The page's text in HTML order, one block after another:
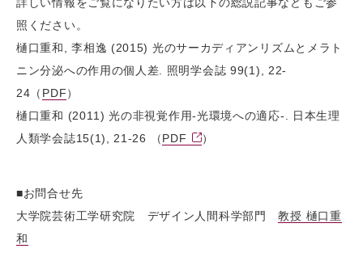
詳しい情報をご覧になりたい方は以下の総説記事などもご参
照ください。
樋口重和, 李相逸 (2015) 光のサーカディアンリズムとメラト
ニン分泌への作用の個人差. 照明学会誌 99(1), 22-
24（ PDF）
樋口重和 (2011) 光の非視覚作用-光環境への適応-. 日本生理
人類学会誌15(1), 21-26 （PDF ）
■お問合せ先
大学院芸術工学研究院 デザイン人間科学部門教授 樋口重
和